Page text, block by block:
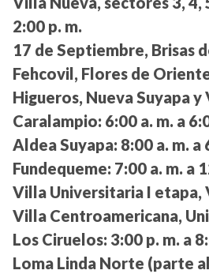
2:00 p. m.
17 de Septiembre, Brisas
Fehcovil, Flores de
Higueros, Nueva Suyapa y
Caralampio: 6:00 a. m. a
Aldea Suyapa: 8:00 a. m. a
Fundequeme: 7:00 a. m. a
Villa Universitaria I etapa,
Villa Centroamericana,
Los Ciruelos: 3:00 p. m. a
Loma Linda Norte (parte